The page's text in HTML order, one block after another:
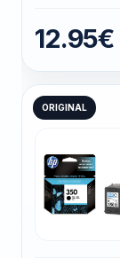
12.95€
ORIGINAL